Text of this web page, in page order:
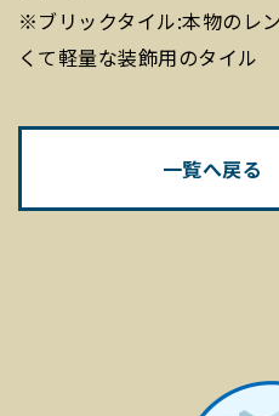
※ブリックタイル:本物のレ
くて軽量な装飾用のタイル
一覧へ戻る